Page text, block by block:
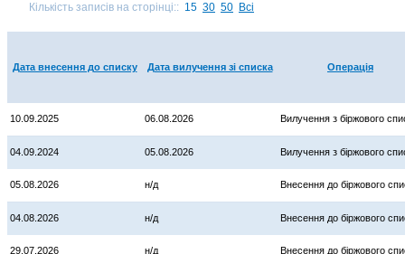
Кількість записів на сторінці:: 15 30 50 Всі
Дата внесення до списку Дата вилучення зі списка Операція
10.09.2025 06.08.2026 Вилучення з біржового
04.09.2024 05.08.2026 Вилучення з біржового
05.08.2026 н/д Внесення до біржового
04.08.2026 н/д Внесення до біржового
29.07.2026 н/д Внесення до біржового